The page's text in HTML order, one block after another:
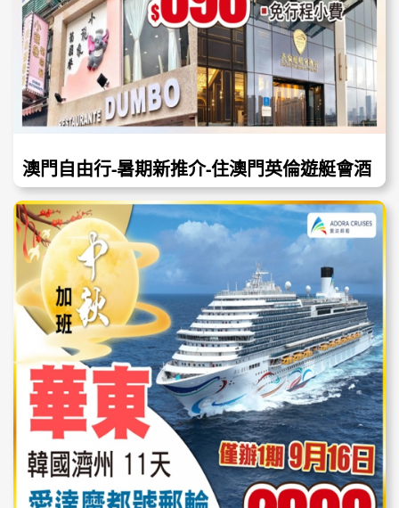
澳門自由行-暑期新推介-住澳門英倫遊艇會酒
店 食小飛象葡國餐-純玩無購物唔聽書-免行程
小費 只需$898!!!